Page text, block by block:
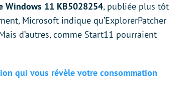
Windows 11 KB5028254, publiée plus tôt
Microsoft indique qu’ExplorerPatcher
d’autres, comme Start11 pourraient
qui vous révèle votre consommation